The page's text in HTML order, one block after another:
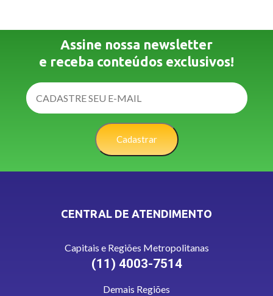
Assine nossa newsletter
e receba conteúdos exclusivos!
Cadastrar
CENTRAL DE ATENDIMENTO
Capitais e Regiões Metropolitanas
(11) 4003-7514
Demais Regiões